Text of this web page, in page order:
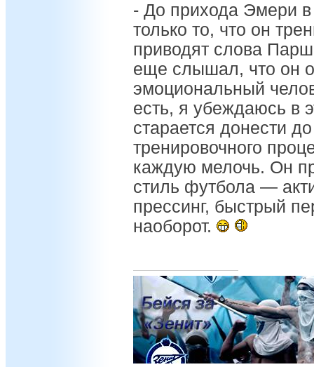
- До прихода Эмери
только то, что он
приводят слова
еще слышал, что он
эмоциональный
есть, я убеждаюсь в
старается донести
тренировочного
каждую мелочь. Он
стиль футбола —
прессинг, быстрый
наоборот.